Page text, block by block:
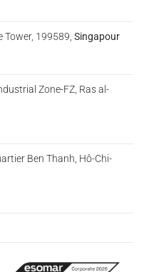
Tower, 199589, Singapour
Zone-FZ, Ras al-
Ben Thanh, Hô-Chi-